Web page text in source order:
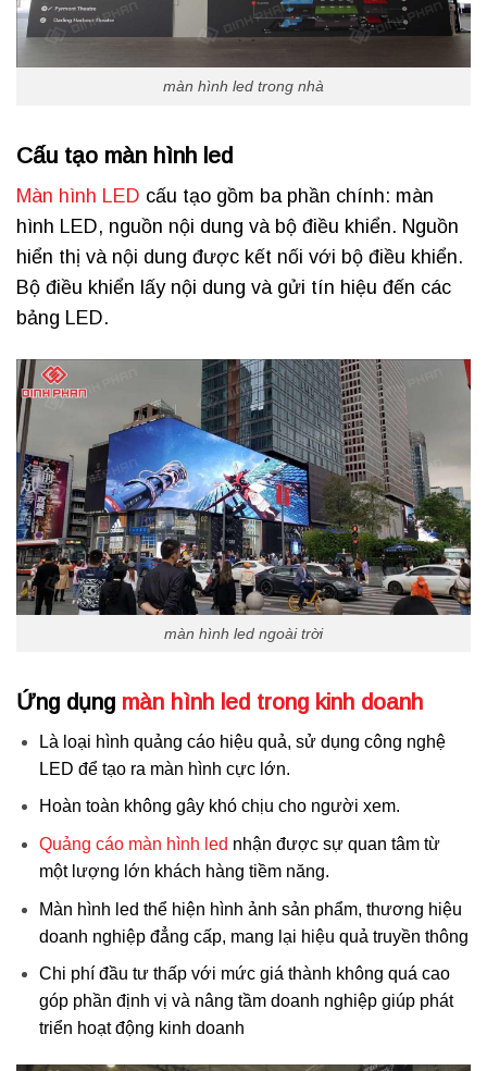
màn hình led trong nhà
Cấu tạo màn hình led
Màn hình LED cấu tạo gồm ba phần chính: màn
hình LED, nguồn nội dung và bộ điều khiển. Nguồn
hiển thị và nội dung được kết nối với bộ điều khiển.
Bộ điều khiển lấy nội dung và gửi tín hiệu đến các
bảng LED.
màn hình led ngoài trời
Ứng dụng màn hình led trong kinh doanh
Là loại hình quảng cáo hiệu quả, sử dụng công nghệ
LED để tạo ra màn hình cực lớn.
Hoàn toàn không gây khó chịu cho người xem.
Quảng cáo màn hình led nhận được sự quan tâm từ
một lượng lớn khách hàng tiềm năng.
Màn hình led thể hiện hình ảnh sản phẩm, thương hiệu
doanh nghiệp đẳng cấp, mang lại hiệu quả truyền thông
Chi phí đầu tư thấp với mức giá thành không quá cao
góp phần định vị và nâng tầm doanh nghiệp giúp phát
triển hoạt động kinh doanh